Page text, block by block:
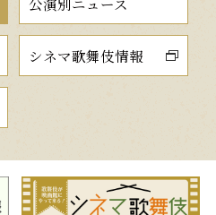
シネマ歌舞伎情報